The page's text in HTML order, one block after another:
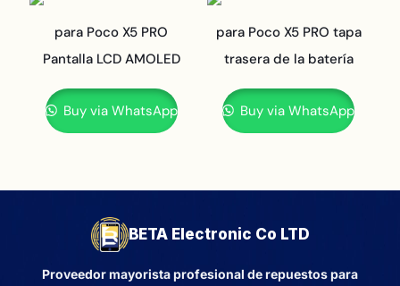
para Poco X5 PRO
Pantalla LCD AMOLED
Buy via WhatsApp
para Poco X5 PRO tapa
trasera de la batería
Buy via WhatsApp
BETA Electronic Co LTD
Proveedor mayorista profesional de repuestos para